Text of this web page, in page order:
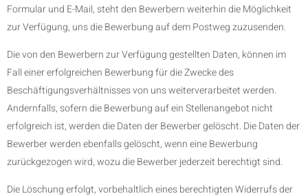
Formular und E-Mail, steht den Bewerbern weiterhin die Möglichkeit
zur Verfügung, uns die Bewerbung auf dem Postweg zuzusenden.
Die von den Bewerbern zur Verfügung gestellten Daten, können im
Fall einer erfolgreichen Bewerbung für die Zwecke des
Beschäftigungsverhältnisses von uns weiterverarbeitet werden.
Andernfalls, sofern die Bewerbung auf ein Stellenangebot nicht
erfolgreich ist, werden die Daten der Bewerber gelöscht. Die Daten der
Bewerber werden ebenfalls gelöscht, wenn eine Bewerbung
zurückgezogen wird, wozu die Bewerber jederzeit berechtigt sind.
Die Löschung erfolgt, vorbehaltlich eines berechtigten Widerrufs der